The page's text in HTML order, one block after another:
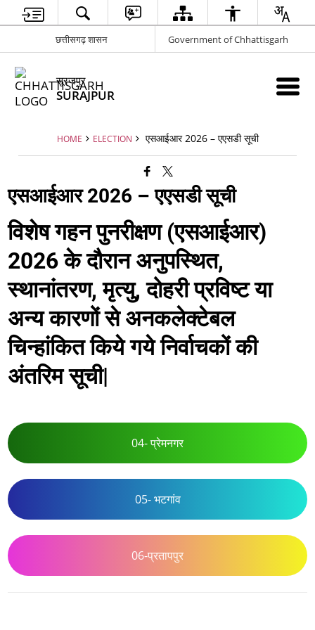
छत्तीसगढ़ शासन Government of Chhattisgarh
सूरजपुर
SURAJPUR
HOME ELECTION एसआईआर 2026 – एएसडी सूची
एसआईआर 2026 – एएसडी सूची
विशेष गहन पुनरीक्षण (एसआईआर)
2026 के दौरान अनुपस्थित,
स्थानांतरण, मृत्यु, दोहरी प्रविष्ट या
अन्य कारणों से अनकलेक्टेबल
चिन्हांकित किये गये निर्वाचकों की
अंतरिम सूची|
04- प्रेमनगर
05- भटगांव
06-प्रतापपुर